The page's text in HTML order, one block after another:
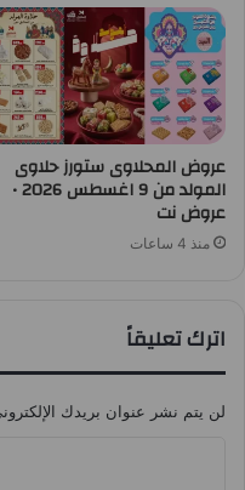
عروض المحلاوى ستورز حلاوى
المولد من 9 اغسطس 2026 •
عروض نت
منذ 4 ساعات
اترك تعليقاً
لن يتم نشر عنوان بريدك